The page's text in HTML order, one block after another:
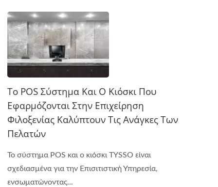
Το POS Σύστημα Και Ο Κιόσκι Που
Εφαρμόζονται Στην Επιχείρηση
Φιλοξενίας Καλύπτουν Τις Ανάγκες Των
Πελατών
Το σύστημα POS και ο κιόσκι TYSSO είναι
σχεδιασμένα για την Επισιτιστική Υπηρεσία,
ενσωματώνοντας...